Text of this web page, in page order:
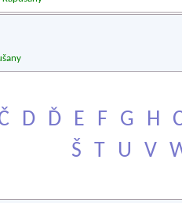
D Ď E F G H
Š
T U V